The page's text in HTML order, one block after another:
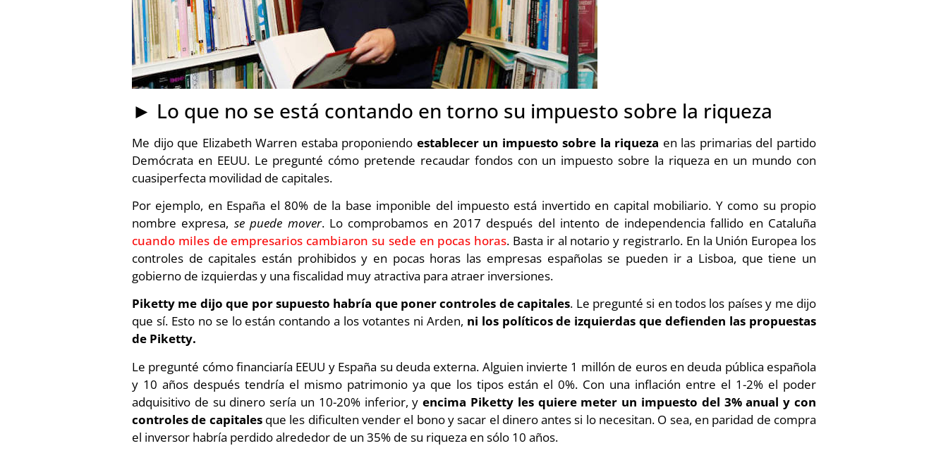
► Lo que no se está contando en torno su impuesto sobre la riqueza
Me dijo que Elizabeth Warren estaba proponiendo establecer un impuesto sobre la riqueza en las primarias del partido
Demócrata en EEUU. Le pregunté cómo pretende recaudar fondos con un impuesto sobre la riqueza en un mundo con
cuasiperfecta movilidad de capitales.
Por ejemplo, en España el 80% de la base imponible del impuesto está invertido en capital mobiliario. Y como su propio
nombre expresa, se puede mover. Lo comprobamos en 2017 después del intento de independencia fallido en Cataluña
cuando miles de empresarios cambiaron su sede en pocas horas. Basta ir al notario y registrarlo. En la Unión Europea los
controles de capitales están prohibidos y en pocas horas las empresas españolas se pueden ir a Lisboa, que tiene un
gobierno de izquierdas y una fiscalidad muy atractiva para atraer inversiones.
Piketty me dijo que por supuesto habría que poner controles de capitales. Le pregunté si en todos los países y me dijo
que sí. Esto no se lo están contando a los votantes ni Arden, ni los políticos de izquierdas que defienden las propuestas
de Piketty.
Le pregunté cómo financiaría EEUU y España su deuda externa. Alguien invierte 1 millón de euros en deuda pública española
y 10 años después tendría el mismo patrimonio ya que los tipos están el 0%. Con una inflación entre el 1-2% el poder
adquisitivo de su dinero sería un 10-20% inferior, yencima Piketty les quiere meter un impuesto del 3% anual y con
controles de capitalesque les dificulten vender el bono y sacar el dinero antes si lo necesitan. O sea, en paridad de compra
el inversor habría perdido alrededor de un 35% de su riqueza en sólo 10 años.